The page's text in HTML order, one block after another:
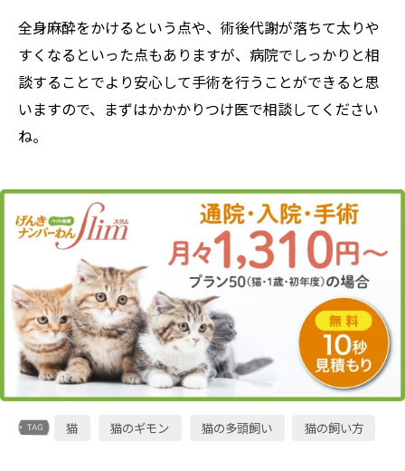
全身麻酔をかけるという点や、術後代謝が落ちて太りや
すくなるといった点もありますが、病院でしっかりと相
談することでより安心して手術を行うことができると思
いますので、まずはかかかりつけ医で相談してください
ね。
猫 猫のギモン 猫の多頭飼い 猫の飼い方